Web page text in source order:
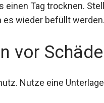
einen Tag trocknen.
es wieder befüllt werden.
vor
Nutze eine